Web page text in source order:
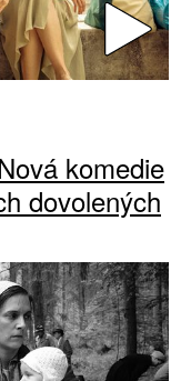
komedie
dovolených